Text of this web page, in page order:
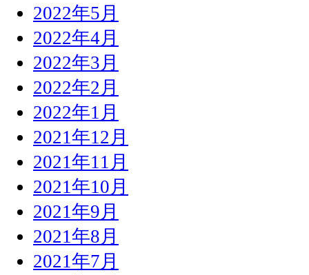
2022年5月
2022年4月
2022年3月
2022年2月
2022年1月
2021年12月
2021年11月
2021年10月
2021年9月
2021年8月
2021年7月